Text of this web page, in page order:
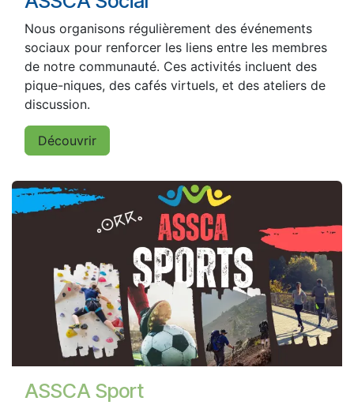
Nous organisons régulièrement des événements
sociaux pour renforcer les liens entre les membres
de notre communauté. Ces activités incluent des
pique-niques, des cafés virtuels, et des ateliers de
discussion.
Découvrir
ASSCA Sport